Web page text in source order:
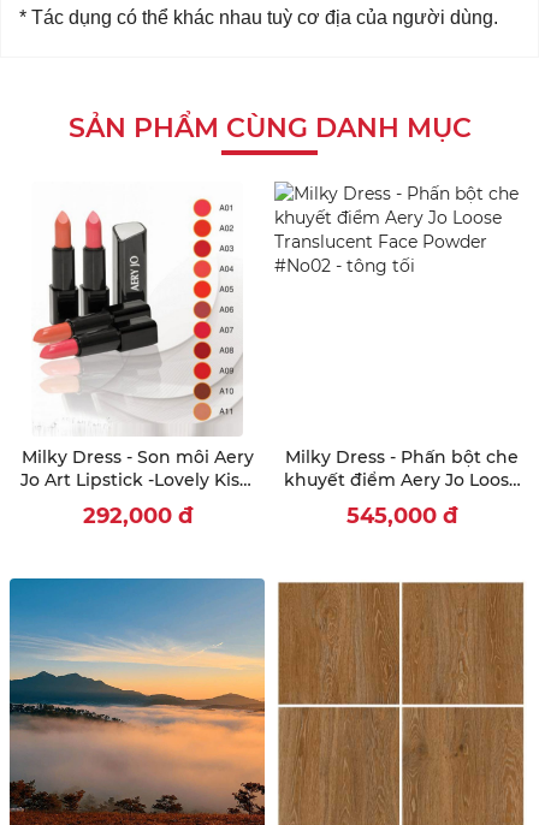
* Tác dụng có thể khác nhau tuỳ cơ địa của người dùng.
SẢN PHẨM CÙNG DANH MỤC
Milky Dress - Son môi Aery
Jo Art Lipstick -Lovely Kiss-
hồng tự nhiên - No 1
292,000 đ
Milky Dress - Phấn bột che
khuyết điểm Aery Jo Loose
Translucent Face Powder
#No02 - tông tối
545,000 đ